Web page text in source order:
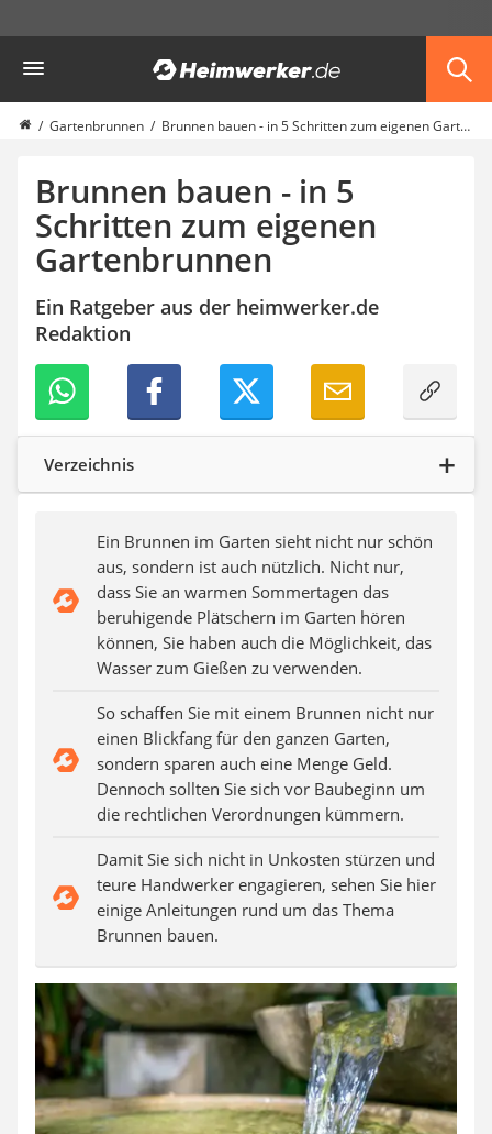
Garten
Akku-Laubsauger
Faltpavillon
Solar-Lichterkette außen
Teleskopleiter
Ameisengift
Pavillon
Sichtschutzstreifen
Akku-Laubbläser
Koifutter
Kassettenmarkise
Bosch-Heckenschere
Stihl-Laubbläser
Minidumper
Gartenbrunnen Brunnen bauen - in 5 Schritten zum eigenen Gartenbrunnen
Brunnen bauen - in 5
Schritten zum eigenen
Gartenbrunnen
Ein Ratgeber aus der heimwerker.de
Redaktion
Verzeichnis
Ein Brunnen im Garten sieht nicht nur schön
aus, sondern ist auch nützlich. Nicht nur,
dass Sie an warmen Sommertagen das
beruhigende Plätschern im Garten hören
können, Sie haben auch die Möglichkeit, das
Wasser zum Gießen zu verwenden.
So schaffen Sie mit einem Brunnen nicht nur
einen Blickfang für den ganzen Garten,
sondern sparen auch eine Menge Geld.
Dennoch sollten Sie sich vor Baubeginn um
die rechtlichen Verordnungen kümmern.
Damit Sie sich nicht in Unkosten stürzen und
teure Handwerker engagieren, sehen Sie hier
einige Anleitungen rund um das Thema
Brunnen bauen.